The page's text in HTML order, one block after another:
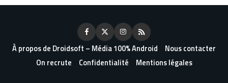
À propos de Droidsoft – Média 100% Android
Nous contacter
On recrute
Confidentialité Mentions légales